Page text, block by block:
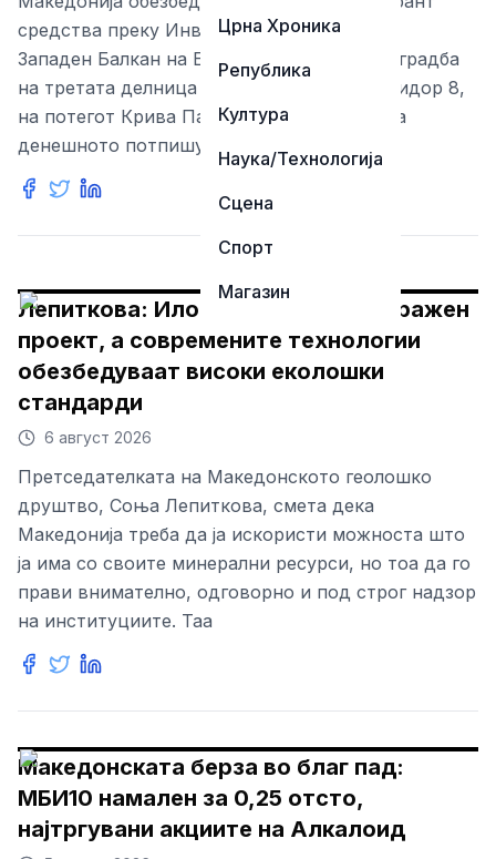
Црна Хроника
Република
Култура
Наука/Технологија
Сцена
Спорт
Магазин
средства преку Инвестициската рамка за
Западен Балкан на Европската Унија за изградба
на третата делница од железничкиот Коридор 8,
на потегот Крива Паланка – Деве Баир. На
денешното потпишување н
Лепиткова: Иловица е добро истражен
проект, а современите технологии
обезбедуваат високи еколошки
стандарди
6 август 2026
Претседателката на Македонското геолошко
друштво, Соња Лепиткова, смета дека
Македонија треба да ја искористи можноста што
ја има со своите минерални ресурси, но тоа да го
прави внимателно, одговорно и под строг надзор
на институциите. Таа
Македонската берза во благ пад:
МБИ10 намален за 0,25 отсто,
најтргувани акциите на Алкалоид